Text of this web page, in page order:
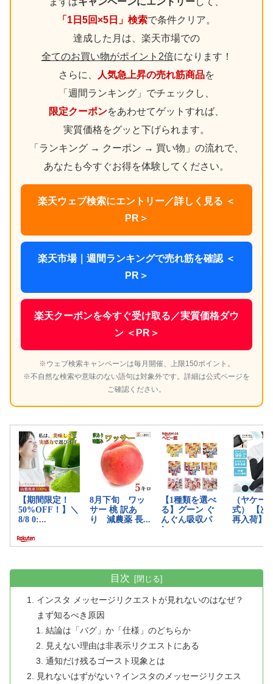
「1日5回×5日」検索で条件クリア。
達成した月は、楽天市場での
全てのお買い物がポイント2倍になります！
さらに、
人気急上昇の売れ筋商品を
「週間ランキング」でチェックし、
限定クーポンをあわせてゲットすれば、
実質価格をグッと下げられます。
「ランキング → クーポン → 買い物」の流れで、
あなたも今すぐお得を体験してください。
楽天ウェブ検索にエントリー／詳しく見る ＜
PR＞
楽天市場｜週間ランキングで売れ筋を確認 ＜
PR＞
楽天クーポンを今すぐ受け取る／実質価格ダウ
ン ＜PR＞
※ウェブ検索キャンペーンは毎月開催、上限150ポイント。
※不自然な検索や意味のない語句は対象外です。詳細は公式ページを
ご確認ください。
目次
インスタ メッセージリクエストが見れないのはなぜ？
まず知るべき原因
結論は「バグ」か「仕様」のどちらか
見えない理由は非表示リクエストにある
通知だけ残るゴースト現象とは
見れないはずがない？インスタのメッセージリクエス